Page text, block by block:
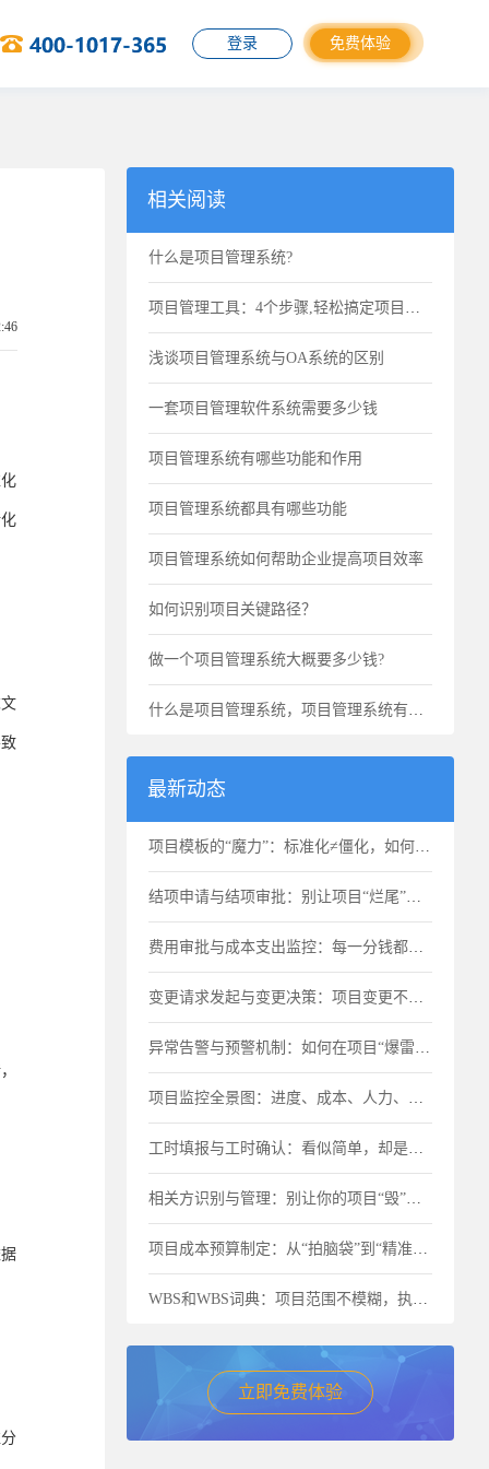
登录 免费体验
相关阅读
什么是项目管理系统?
项目管理工具：4个步骤,轻松搞定项目进度计划
浅谈项目管理系统与OA系统的区别
一套项目管理软件系统需要多少钱
项目管理系统有哪些功能和作用
项目管理系统都具有哪些功能
项目管理系统如何帮助企业提高项目效率
如何识别项目关键路径？
做一个项目管理系统大概要多少钱?
什么是项目管理系统，项目管理系统有什么用
最新动态
项目模板的“魔力”：标准化≠僵化，如何选用合适的项目模版？
结项申请与结项审批：别让项目“烂尾”，也别让项目“无限延期”
费用审批与成本支出监控：每一分钱都要花得明明白白
变更请求发起与变更决策：项目变更不是“洪水猛兽”，但要管住流程
异常告警与预警机制：如何在项目“爆雷”前及时止损？
项目监控全景图：进度、成本、人力、物料一个都不能少
工时填报与工时确认：看似简单，却是成本失控的最大漏洞
相关方识别与管理：别让你的项目“毁”在忽视关键人上
项目成本预算制定：从“拍脑袋”到“精准核算”的进阶之路
WBS和WBS词典：项目范围不模糊，执行才不跑偏
立即免费体验